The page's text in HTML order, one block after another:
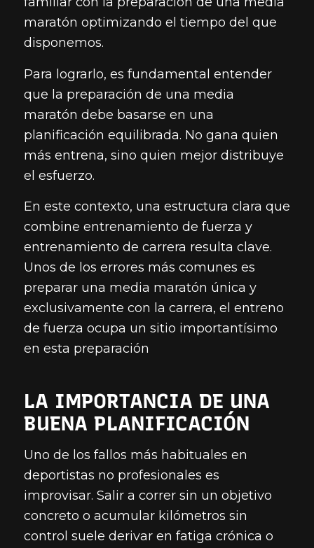
maratón optimizando el tiempo del que
disponemos.
Para lograrlo, es fundamental entender
que la preparación de una media
maratón debe basarse en una
planificación equilibrada. No gana quien
más entrena, sino quien mejor distribuye
el esfuerzo.
En este contexto, una estructura clara que
combine entrenamiento de fuerza y
entrenamiento de carrera resulta clave.
Unos de los errores más comunes es
preparar una media maratón única y
exclusivamente con la carrera, el entreno
de fuerza ocupa un sitio importantísimo
en esta preparación
LA IMPORTANCIA DE UNA
BUENA PLANIFICACIÓN
Uno de los fallos más habituales en
deportistas no profesionales es
improvisar. Salir a correr sin un objetivo
concreto o acumular kilómetros sin
control suele derivar en fatiga crónica o